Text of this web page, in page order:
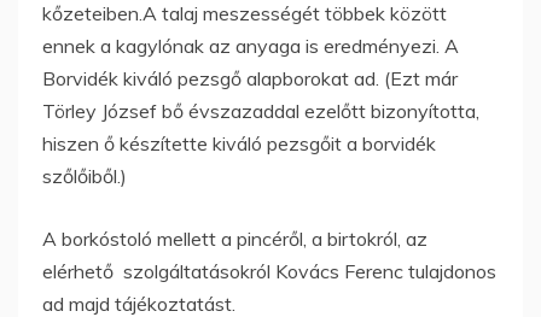
kőzeteiben.A talaj meszességét többek között
ennek a kagylónak az anyaga is eredményezi. A
Borvidék kiváló pezsgő alapborokat ad. (Ezt már
Törley József bő évszazaddal ezelőtt bizonyította,
hiszen ő készítette kiváló pezsgőit a borvidék
szőlőiből.)
A borkóstoló mellett a pincéről, a birtokról, az
elérhető szolgáltatásokról Kovács Ferenc tulajdonos
ad majd tájékoztatást.